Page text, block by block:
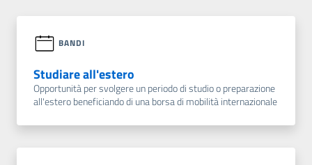
BANDI
Studiare all'estero
Opportunità per svolgere un periodo di studio o preparazione
all'estero beneficiando di una borsa di mobilità internazionale